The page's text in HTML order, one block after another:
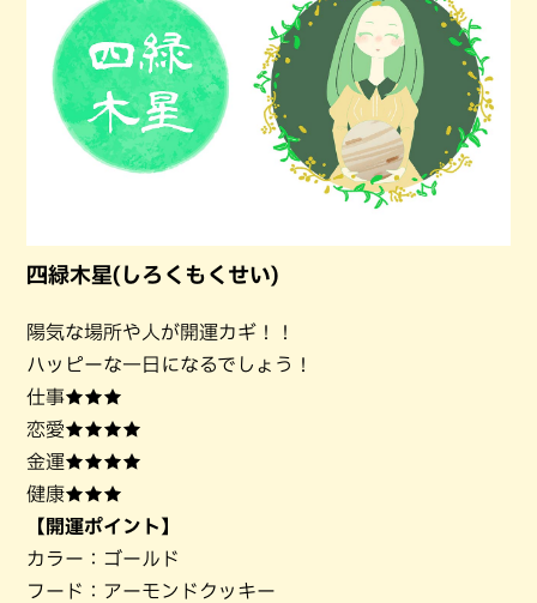
四緑木星(しろくもくせい)
陽気な場所や人が開運カギ！！
ハッピーな一日になるでしょう！
仕事★★★
恋愛★★★★
金運★★★★
健康★★★
【開運ポイント】
カラー：ゴールド
フード：アーモンドクッキー